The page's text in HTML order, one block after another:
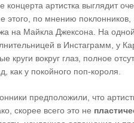
концерта артистка выглядит
этого, по мнению
на Майкла Джексона. На
в Инстаграмм, у
круги вокруг глаз, полное
как у покойного поп-короля.
предположили, что
скорее всего это не